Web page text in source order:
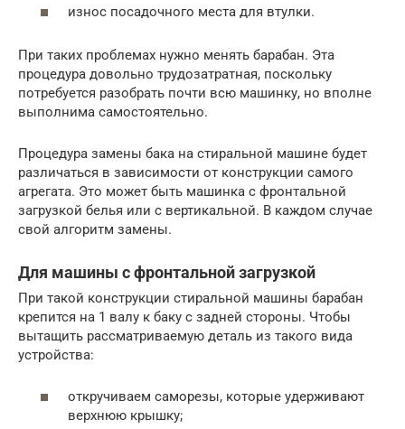
износ посадочного места для втулки.
При таких проблемах нужно менять барабан. Эта
процедура довольно трудозатратная, поскольку
потребуется разобрать почти всю машинку, но вполне
выполнима самостоятельно.
Процедура замены бака на стиральной машине будет
различаться в зависимости от конструкции самого
агрегата. Это может быть машинка с фронтальной
загрузкой белья или с вертикальной. В каждом случае
свой алгоритм замены.
Для машины с фронтальной загрузкой
При такой конструкции стиральной машины барабан
крепится на 1 валу к баку с задней стороны. Чтобы
вытащить рассматриваемую деталь из такого вида
устройства:
откручиваем саморезы, которые удерживают
верхнюю крышку;